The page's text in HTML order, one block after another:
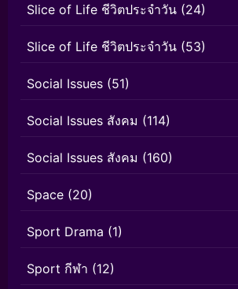
Slice of Life ชีวิตประจำวัน (24)
Slice of Life ชีวิตประจำวัน (53)
Social Issues (51)
Social Issues สังคม (114)
Social Issues สังคม (160)
Space (20)
Sport Drama (1)
Sport กีฬา (12)